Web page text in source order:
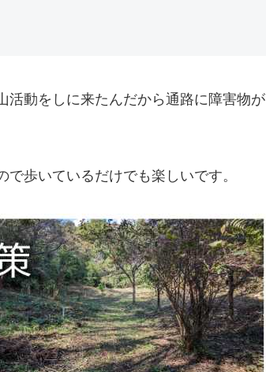
活動をしに来たんだから通路に障害物が
歩いているだけでも楽しいです。